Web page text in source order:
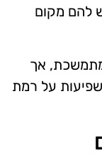
להם מקום
אך
על רמת